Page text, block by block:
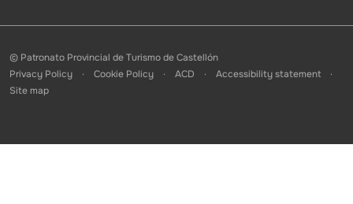
© Patronato Provincial de Turismo de Castellón
Privacy Policy
Cookie Policy ACD
Accessibility statement
Site map